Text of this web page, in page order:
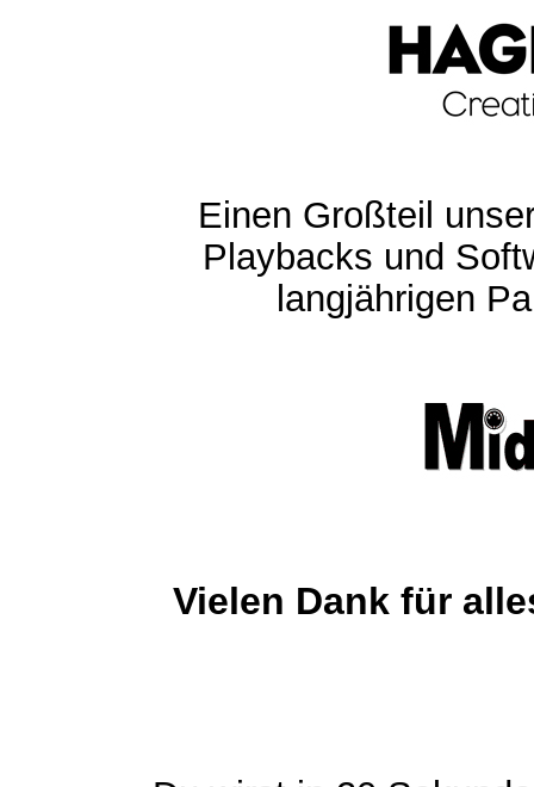
Einen Großteil
Playbacks und
langjährigen
Vielen Dank für